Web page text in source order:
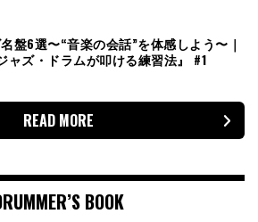
盤6選〜“音楽の会話”を体感しよう〜｜
ャズ・ドラムが叩ける練習法』 #1
READ MORE
BOOK